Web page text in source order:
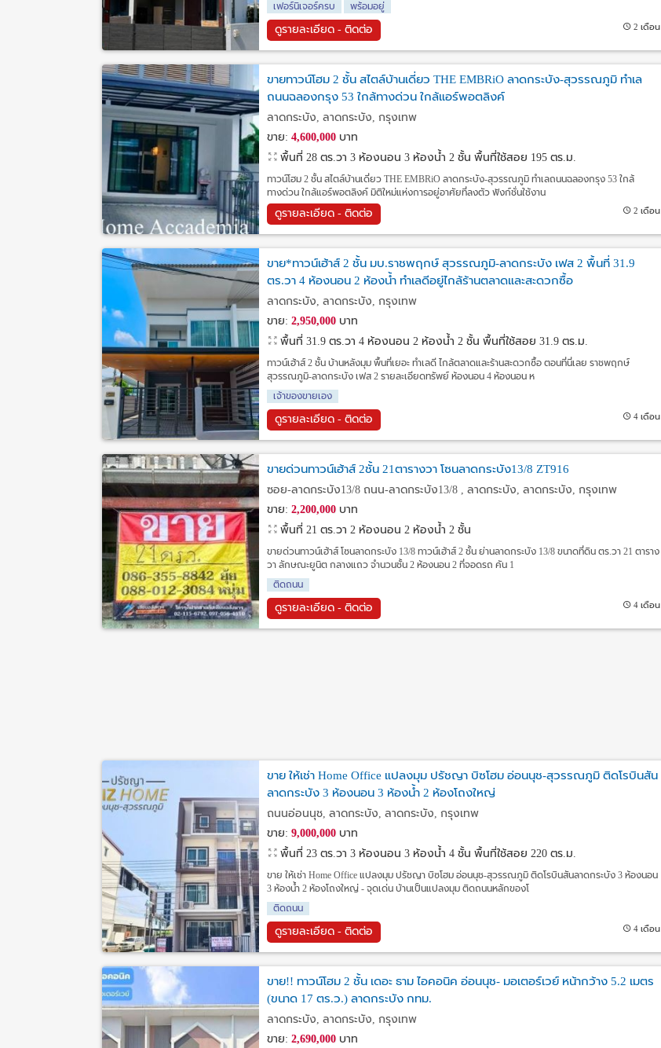
เฟอร์นิเจอร์ครบ
พร้อมอยู่
ดูรายละเอียด - ติดต่อ 2 เดือน
ขายทาวน์โฮม 2 ชั้น สไตล์บ้านเดี่ยว THE EMBRiO ลาดกระบัง-สุวรรณภูมิ ทำเล
ถนนฉลองกรุง 53 ใกล้ทางด่วน ใกล้แอร์พอตลิงค์
ลาดกระบัง, ลาดกระบัง, กรุงเทพ
ขาย: 4,600,000 บาท
พื้นที่ 28 ตร.วา 3 ห้องนอน 3 ห้องน้ำ 2 ชั้น พื้นที่ใช้สอย 195 ตร.ม.
ทาวน์โฮม 2 ชั้น สไตล์บ้านเดี่ยว THE EMBRiO ลาดกระบัง-สุวรรณภูมิ ทำเลถนนฉลองกรุง 53 ใกล้
ทางด่วน ใกล้แอร์พอตลิงค์ มิติใหม่แห่งการอยู่อาศัยที่ลงตัว ฟังก์ชั่นใช้งาน
ดูรายละเอียด - ติดต่อ 2 เดือน
ขาย*ทาวน์เฮ้าส์ 2 ชั้น มบ.ราชพฤกษ์ สุวรรณภูมิ-ลาดกระบัง เฟส 2 พื้นที่ 31.9
ตร.วา 4 ห้องนอน 2 ห้องน้ำ ทำเลดีอยู่ไกล้ร้านตลาดและสะดวกซื้อ
ลาดกระบัง, ลาดกระบัง, กรุงเทพ
ขาย: 2,950,000 บาท
พื้นที่ 31.9 ตร.วา 4 ห้องนอน 2 ห้องน้ำ 2 ชั้น พื้นที่ใช้สอย 31.9 ตร.ม.
ทาวน์เฮ้าส์ 2 ชั้น บ้านหลังมุม พื้นที่เยอะ ทำเลดี ไกล้ตลาดและร้านสะดวกซื้อ ตอนที่นี่เลย ราชพฤกษ์
สุวรรณภูมิ-ลาดกระบัง เฟส 2 รายละเอียดทรัพย์ ห้องนอน 4 ห้องนอน ห
เจ้าของขายเอง
ดูรายละเอียด - ติดต่อ 4 เดือน
ขายด่วนทาวน์เฮ้าส์ 2ชั้น 21ตารางวา โซนลาดกระบัง13/8 ZT916
ซอย-ลาดกระบัง13/8 ถนน-ลาดกระบัง13/8 , ลาดกระบัง, ลาดกระบัง, กรุงเทพ
ขาย: 2,200,000 บาท
พื้นที่ 21 ตร.วา 2 ห้องนอน 2 ห้องน้ำ 2 ชั้น
ขายด่วนทาวน์เฮ้าส์ โซนลาดกระบัง 13/8 ทาวน์เฮ้าส์ 2 ชั้น ย่านลาดกระบัง 13/8 ขนาดที่ดิน ตร.วา 21 ตาราง
วา ลักษณะยูนิต กลางแถว จำนวนชั้น 2 ห้องนอน 2 ที่จอดรถ คัน 1
ติดถนน
ดูรายละเอียด - ติดต่อ 4 เดือน
ขาย ให้เช่า Home Office แปลงมุม ปรัชญา บิซโฮม อ่อนนุช-สุวรรณภูมิ ติดโรบินสัน
ลาดกระบัง 3 ห้องนอน 3 ห้องน้ำ 2 ห้องโถงใหญ่
ถนนอ่อนนุช, ลาดกระบัง, ลาดกระบัง, กรุงเทพ
ขาย: 9,000,000 บาท
พื้นที่ 23 ตร.วา 3 ห้องนอน 3 ห้องน้ำ 4 ชั้น พื้นที่ใช้สอย 220 ตร.ม.
ขาย ให้เช่า Home Office แปลงมุม ปรัชญา บิซโฮม อ่อนนุช-สุวรรณภูมิ ติดโรบินสันลาดกระบัง 3 ห้องนอน
3 ห้องน้ำ 2 ห้องโถงใหญ่ - จุดเด่น บ้านเป็นแปลงมุม ติดถนนหลักของโ
ติดถนน
ดูรายละเอียด - ติดต่อ 4 เดือน
ขาย!! ทาวน์โฮม 2 ชั้น เดอะ ธาม ไอคอนิค อ่อนนุช- มอเตอร์เวย์ หน้ากว้าง 5.2 เมตร
(ขนาด 17 ตร.ว.) ลาดกระบัง กทม.
ลาดกระบัง, ลาดกระบัง, กรุงเทพ
ขาย: 2,690,000 บาท